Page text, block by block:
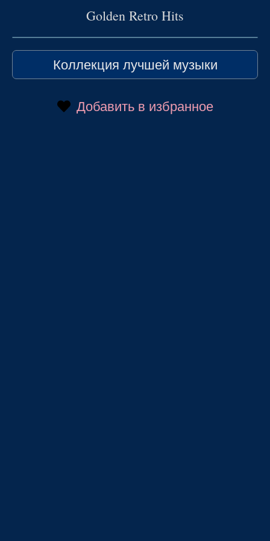
Golden Retro Hits
Коллекция лучшей музыки
Добавить в избранное